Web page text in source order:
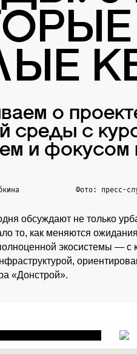
о
среды с
и фокусом
Фото: пресс-
обсуждают не только
то, как меняются
экосистемы — с
«Донстрой».